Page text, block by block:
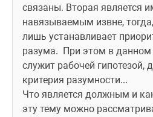
связаны. Вторая является
навязываемым извне,
лишь устанавливает
разума.  При этом в данном
служит рабочей гипотезой,
критерия разумности...
Что является должным и
эту тему можно